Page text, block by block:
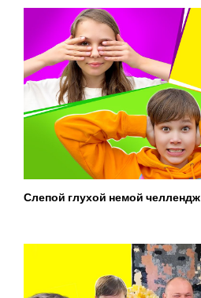
Слепой глухой немой челлендж